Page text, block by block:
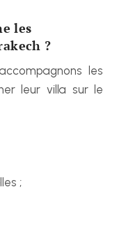
les
?
les
leur villa sur le
;